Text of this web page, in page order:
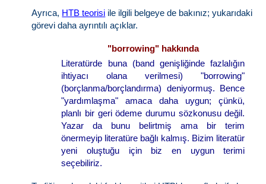
Ayrıca, HTB teorisi ile ilgili belgeye de bakınız; yukarıdaki
görevi daha ayrıntılı açıklar.
"borrowing" hakkında
Literatürde buna (band genişliğinde fazlalığın
ihtiyacı olana verilmesi) "borrowing"
(borçlanma/borçlandırma) deniyormuş. Bence
"yardımlaşma" amaca daha uygun; çünkü,
planlı bir geri ödeme durumu sözkonusu değil.
Yazar da bunu belirtmiş ama bir terim
önermeyip literatüre bağlı kalmış. Bizim literatür
yeni oluştuğu için biz en uygun terimi
seçebiliriz.